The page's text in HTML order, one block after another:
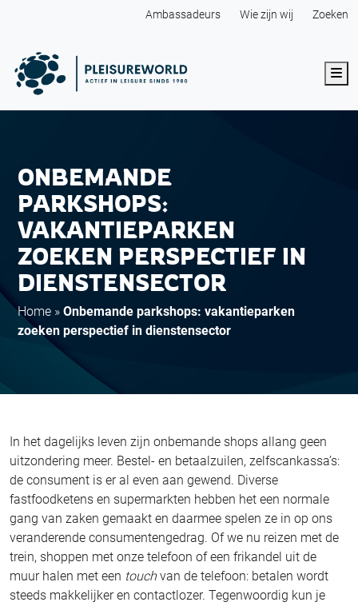
Ambassadeurs Wie zijn wij Zoeken
ONBEMANDE
PARKSHOPS:
VAKANTIEPARKEN
ZOEKEN PERSPECTIEF IN
DIENSTENSECTOR
Home » Onbemande parkshops: vakantieparken
zoeken perspectief in dienstensector
In het dagelijks leven zijn onbemande shops allang geen
uitzondering meer. Bestel- en betaalzuilen, zelfscankassa’s:
de consument is er al even aan gewend. Diverse
fastfoodketens en supermarkten hebben het een normale
gang van zaken gemaakt en daarmee spelen ze in op ons
veranderende consumentengedrag. Of we nu reizen met de
trein, shoppen met onze telefoon of een frikandel uit de
muur halen met een touch van de telefoon: betalen wordt
steeds makkelijker en contactlozer. Tegenwoordig kun je